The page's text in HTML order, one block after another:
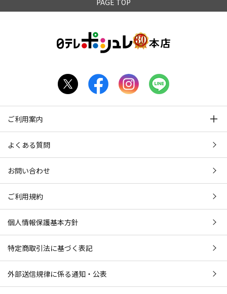
ご利用案内
よくある質問
お問い合わせ
ご利用規約
個人情報保護基本方針
特定商取引法に基づく表記
外部送信規律に係る通知・公表